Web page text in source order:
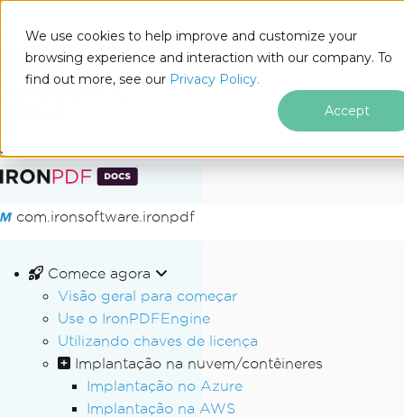
We use cookies to help improve and customize your
browsing experience and interaction with our company. To
find out more, see our Privacy Policy.
Accept
Ir para o conteúdo do rodapé
Docs
com.ironsoftware.ironpdf
Comece agora
Visão geral para começar
Use o IronPDFEngine
Utilizando chaves de licença
Implantação na nuvem/contêineres
Implantação no Azure
Implantação na AWS